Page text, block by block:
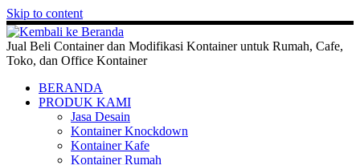
Skip to content
Jual Beli Container dan Modifikasi Kontainer untuk Rumah, Cafe,
Toko, dan Office Kontainer
BERANDA
PRODUK KAMI
Jasa Desain
Kontainer Knockdown
Kontainer Kafe
Kontainer Rumah